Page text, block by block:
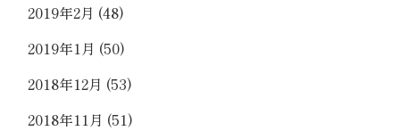
2019年2月 (48)
2019年1月 (50)
2018年12月 (53)
2018年11月 (51)